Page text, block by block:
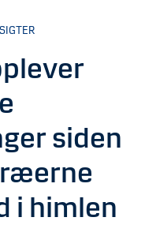
siden
i himlen